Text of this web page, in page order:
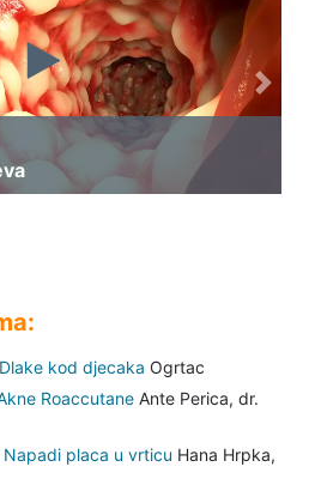
Next
kod djecaka Ogrtac
Roaccutane Ante Perica, dr.
Napadi placa u vrticu Hana Hrpka,